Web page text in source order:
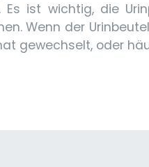
ist wichtig, die
Wenn der
gewechselt, oder